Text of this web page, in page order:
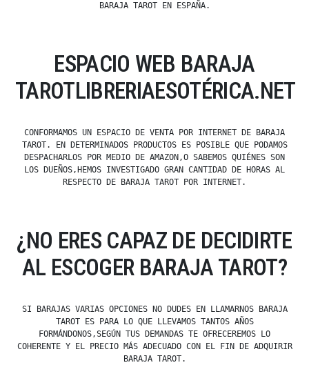
BARAJA TAROT EN ESPAÑA.
ESPACIO WEB BARAJA
TAROTLIBRERIAESOTÉRICA.NET
CONFORMAMOS UN ESPACIO DE VENTA POR INTERNET DE BARAJA
TAROT. EN DETERMINADOS PRODUCTOS ES POSIBLE QUE PODAMOS
DESPACHARLOS POR MEDIO DE AMAZON,O SABEMOS QUIÉNES SON
LOS DUEÑOS,HEMOS INVESTIGADO GRAN CANTIDAD DE HORAS AL
RESPECTO DE BARAJA TAROT POR INTERNET.
¿NO ERES CAPAZ DE DECIDIRTE
AL ESCOGER BARAJA TAROT?
SI BARAJAS VARIAS OPCIONES NO DUDES EN LLAMARNOS BARAJA
TAROT ES PARA LO QUE LLEVAMOS TANTOS AÑOS
FORMÁNDONOS,SEGÚN TUS DEMANDAS TE OFRECEREMOS LO
COHERENTE Y EL PRECIO MÁS ADECUADO CON EL FIN DE ADQUIRIR
BARAJA TAROT.